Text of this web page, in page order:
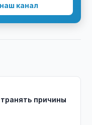
канал
причины